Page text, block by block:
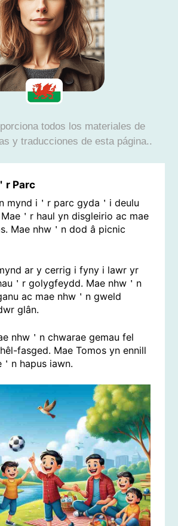
todos los materiales de
y traducciones de esta página..
r Parc
mynd i＇r parc gyda＇i deulu
＇r haul yn disgleirio ac mae
Mae nhw＇n dod â picnic
ar y cerrig i fyny i lawr yr
＇r golygfeydd. Mae nhw＇n
ac mae nhw＇n gweld
glân.
nhw＇n chwarae gemau fel
fasged. Mae Tomos yn ennill
n hapus iawn.